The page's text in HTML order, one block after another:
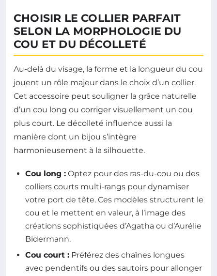
CHOISIR LE COLLIER PARFAIT
SELON LA MORPHOLOGIE DU
COU ET DU DÉCOLLETÉ
Au-delà du visage, la forme et la longueur du cou
jouent un rôle majeur dans le choix d’un collier.
Cet accessoire peut souligner la grâce naturelle
d’un cou long ou corriger visuellement un cou
plus court. Le décolleté influence aussi la
manière dont un bijou s’intègre
harmonieusement à la silhouette.
Cou long : Optez pour des ras-du-cou ou des
colliers courts multi-rangs pour dynamiser
votre port de tête. Ces modèles structurent le
cou et le mettent en valeur, à l’image des
créations sophistiquées d’Agatha ou d’Aurélie
Bidermann.
Cou court : Préférez des chaînes longues
avec pendentifs ou des sautoirs pour allonger